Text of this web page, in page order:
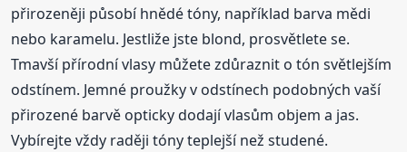
přirozeněji působí hnědé tóny, například barva mědi
nebo karamelu. Jestliže jste blond, prosvětlete se.
Tmavší přírodní vlasy můžete zdůraznit o tón světlejším
odstínem. Jemné proužky v odstínech podobných vaší
přirozené barvě opticky dodají vlasům objem a jas.
Vybírejte vždy raději tóny teplejší než studené.